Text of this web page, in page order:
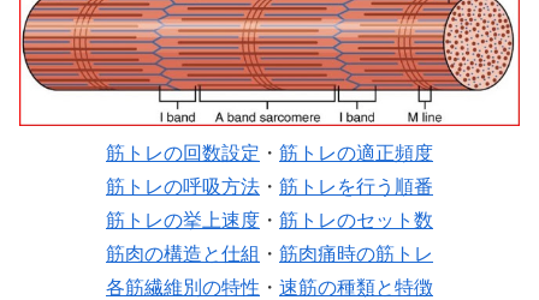
筋トレの回数設定 ・ 筋トレの適正頻度
筋トレの呼吸方法 ・ 筋トレを行う順番
筋トレの挙上速度 ・ 筋トレのセット数
筋肉の構造と仕組 ・ 筋肉痛時の筋トレ
各筋繊維別の特性 ・ 速筋の種類と特徴